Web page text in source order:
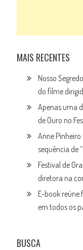
MAIS RECENTES
Nosso
do filme
Apenas uma
de Ouro no
Anne
sequência de
Festival de
diretora na
E-book reúne
em todos os
BUSCA